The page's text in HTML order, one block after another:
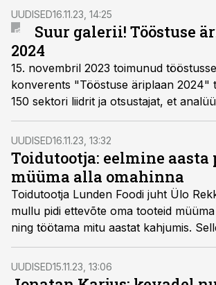
UUDISED16.11.23, 14:25
Suur galerii! Tööstuse
2024
15. novembril 2023 toimunud
konverents "Tööstuse äriplaan 2024"
150 sektori liidrit ja otsustajat, et
olukorda ja uue aasta plaane.
UUDISED16.11.23, 13:32
Toidutootja: eelmine aasta
müüma alla omahinna
Toidutootja Lunden Foodi juht Ülo
mullu pidi ettevõte oma tooteid
ning töötama mitu aastat kahjumis.
toidutootja oma koostööpartnerite
UUDISED15.11.23, 13:06